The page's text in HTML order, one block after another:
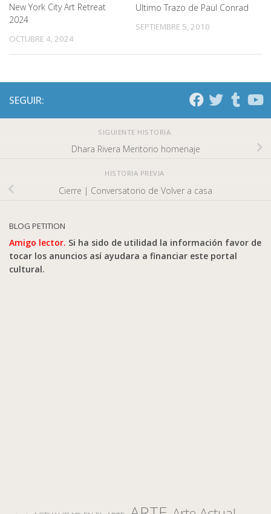
New York City Art Retreat
2024
OCTUBRE 4, 2024
Ultimo Trazo de Paul Conrad
SEPTIEMBRE 5, 2010
SEGUIR:
SIGUIENTE HISTORIA
Dhara Rivera Meritorio homenaje
HISTORIA PREVIA
Cierre | Conversatorio de Volver a casa
BLOG PETITION
Amigo lector. Si ha sido de utilidad la información favor de
tocar los anuncios así ayudara a financiar este portal
cultural.